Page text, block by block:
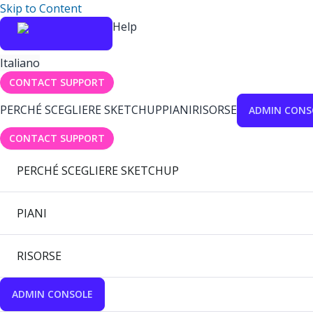
Skip to Content
Help
Italiano
CONTACT SUPPORT
PERCHÉ SCEGLIERE SKETCHUPPIANIRISORSE ADMIN
CONTACT SUPPORT
PERCHÉ SCEGLIERE SKETCHUP
PIANI
RISORSE
ADMIN CONSOLE